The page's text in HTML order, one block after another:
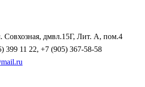
Совхозная, дмвл.15Г, Лит. А, пом.4
399 11 22, +7 (905) 367-58-58